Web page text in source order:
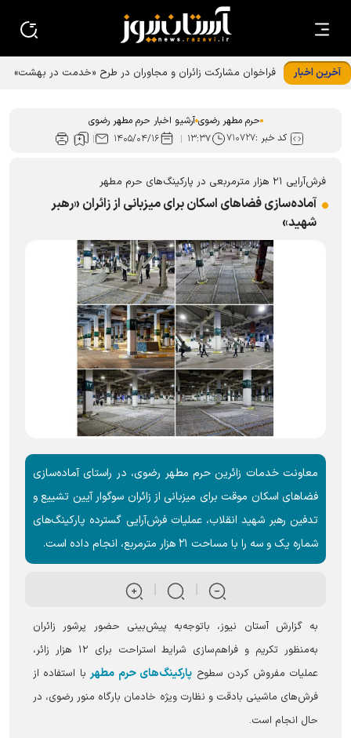
آخرین اخبار
فراخوان مشارکت زائران و مجاوران در طرح «خدمت در بهشت»
حرم مطهر رضوی آرشیو اخبار حرم مطهر رضوی
کد خبر :۷۱۰۷۲۷ ۱۳:۳۷ ۱۴۰۵/۰۴/۱۶
فرش‌آرایی ۲۱ هزار مترمربعی در پارکینگ‌های حرم مطهر
آماده‌سازی فضا‌های اسکان برای میزبانی از زائران «رهبر
شهید»
معاونت خدمات زائرین حرم مطهر رضوی، در راستای آماده‌سازی
فضا‌های اسکان موقت برای میزبانی از زائران سوگوار آیین تشییع و
تدفین رهبر شهید انقلاب، عملیات فرش‌آرایی گسترده پارکینگ‌های
شماره یک و سه را با مساحت ۲۱ هزار مترمربع، انجام داده است.
به گزارش آستان نیوز، باتوجه‌به پیش‌بینی حضور پرشور زائران
به‌منظور تکریم و فراهم‌سازی شرایط استراحت برای ۱۲ هزار زائر،
عملیات مفروش کردن سطوح پارکینگ‌های حرم مطهربا استفاده از
فرش‌های ماشینی بادقت و نظارت ویژه خادمان بارگاه منور رضوی، در
حال انجام است.